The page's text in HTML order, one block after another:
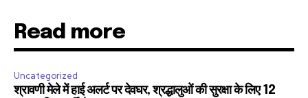
Read more
Uncategorized
श्रावणी मेले में हाई अलर्ट पर देवघर, श्रद्धालुओं की सुरक्षा के लिए 12